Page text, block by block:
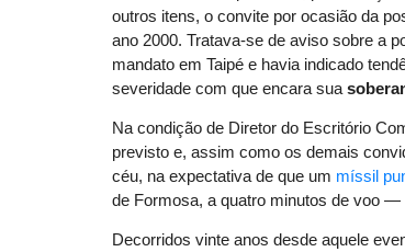
outros itens, o convite por ocasião da
ano 2000. Tratava-se de aviso sobre a
mandato em Taipé e havia indicado
severidade com que encara sua
Na condição de Diretor do Escritório
previsto e, assim como os demais
céu, na expectativa de que um míssil
de Formosa, a quatro minutos de voo —
Decorridos vinte anos desde aquele